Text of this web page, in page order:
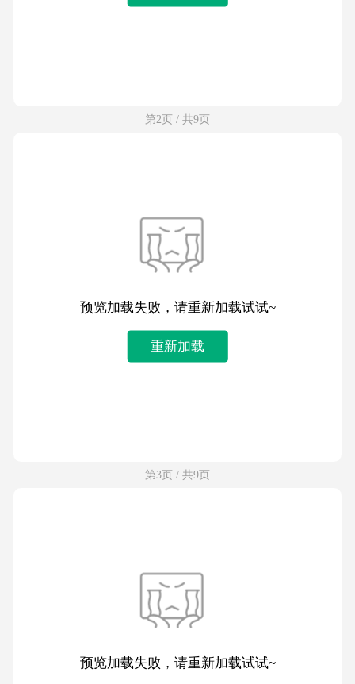
第2页 / 共9页
预览加载失败，请重新加载试试~
重新加载
第3页 / 共9页
预览加载失败，请重新加载试试~